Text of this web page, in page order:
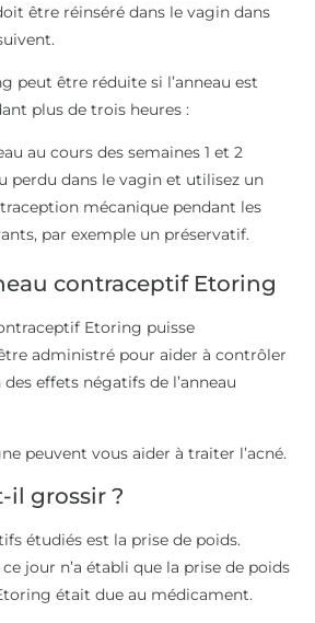
être réinséré dans le vagin dans
peut être réduite si l’anneau est
plus de trois heures :
au cours des semaines 1 et 2
perdu dans le vagin et utilisez un
mécanique pendant les
par exemple un préservatif.
contraceptif Etoring
Etoring puisse
administré pour aider à contrôler
des effets négatifs de l’anneau
peuvent vous aider à traiter l’acné.
il grossir ?
étudiés est la prise de poids.
jour n’a établi que la prise de poids
était due au médicament.